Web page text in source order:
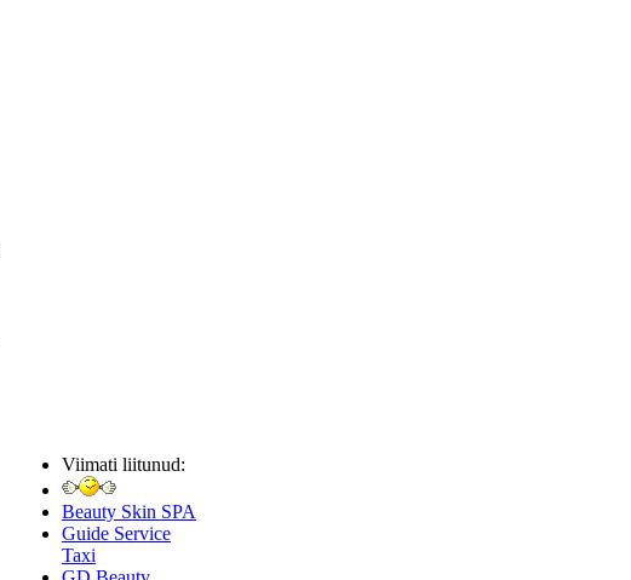
Viimati liitunud:
Beauty Skin SPA
Guide Service
Taxi